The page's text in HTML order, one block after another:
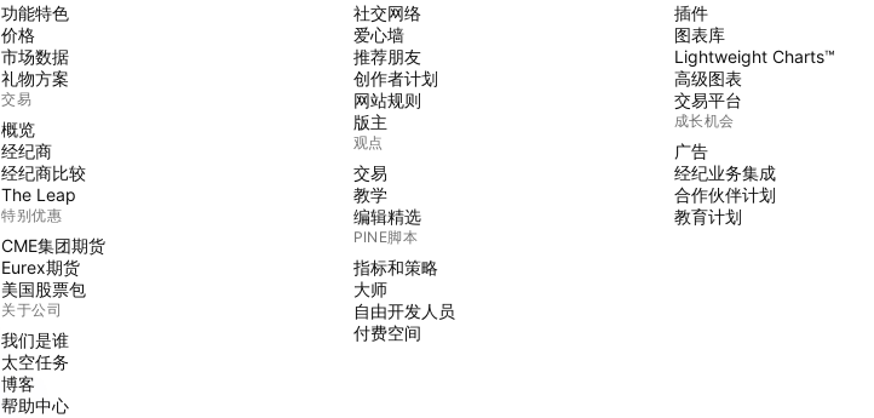
功能特色
价格
市场数据
礼物方案
交易
概览
经纪商
经纪商比较
The Leap
特别优惠
CME集团期货
Eurex期货
美国股票包
关于公司
我们是谁
太空任务
博客
帮助中心
社交网络
爱心墙
推荐朋友
创作者计划
网站规则
版主
观点
交易
教学
编辑精选
PINE脚本
指标和策略
大师
自由开发人员
付费空间
插件
图表库
Lightweight Charts™
高级图表
交易平台
成长机会
广告
经纪业务集成
合作伙伴计划
教育计划